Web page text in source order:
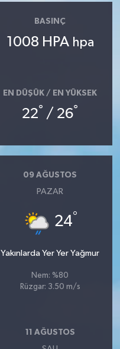
BASINÇ
1008 HPA hpa
EN DÜŞÜK / EN YÜKSEK
22° / 26°
09 AĞUSTOS
PAZAR
24°
Yakınlarda Yer Yer Yağmur
Nem: %80
Rüzgar: 3.50 m/s
11 AĞUSTOS